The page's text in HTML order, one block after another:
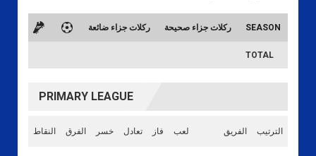
SEASON ركلات جزاء صحيحة ركلات جزاء ضائعة
TOTAL
PRIMARY LEAGUE
الترتيب الفريق لعب فاز تعادل خسر الفرق النقاط